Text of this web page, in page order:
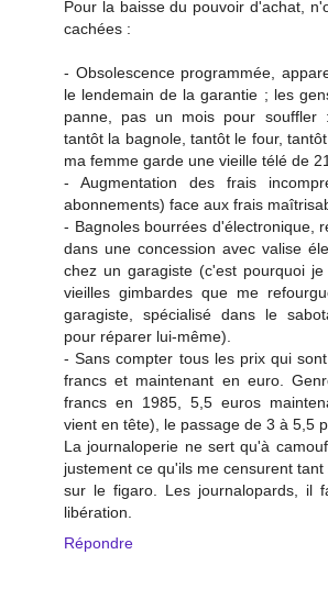
Pour la baisse du pouvoir d'achat,
cachées :
- Obsolescence programmée,
le lendemain de la garantie ; les
panne, pas un mois pour souffler
tantôt la bagnole, tantôt le four,
ma femme garde une vieille télé de
- Augmentation des frais
abonnements) face aux frais
- Bagnoles bourrées d'électronique,
dans une concession avec valise
chez un garagiste (c'est pourquoi
vieilles gimbardes que me
garagiste, spécialisé dans le
pour réparer lui-même).
- Sans compter tous les prix qui
francs et maintenant en euro.
francs en 1985, 5,5 euros
vient en tête), le passage de 3 à 5,5
La journaloperie ne sert qu'à
justement ce qu'ils me censurent
sur le figaro. Les journalopards, il
libération.
Répondre